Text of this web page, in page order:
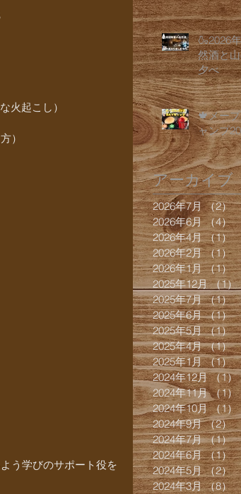
火起こし）
）
う学びのサポート役を
🍶2026
然酒と
夕べ
🍁メー
ャンプ
アーカイブ
2026年7月 （2）2
2026年6月 （4）4
2026年4月 （1）1
2026年2月 （1）1
2026年1月 （1）1
2025年12月 （1）
2025年7月 （1）1
2025年6月 （1）1
2025年5月 （1）1
2025年4月 （1）1
2025年1月 （1）1
2024年12月 （1）
2024年11月 （1）
2024年10月 （1）
2024年9月 （2）2
2024年7月 （1）1
2024年6月 （1）1
2024年5月 （2）2
2024年3月 （8）8